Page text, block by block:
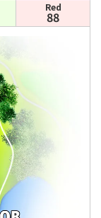
Red
88